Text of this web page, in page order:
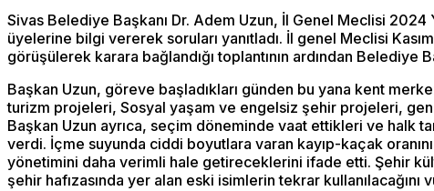
Sivas Belediye Başkanı Dr. Adem Uzun, İl Genel Meclisi 2024
üyelerine bilgi vererek soruları yanıtladı. İl genel Meclisi
görüşülerek karara bağlandığı toplantının ardından Belediye
Başkan Uzun, göreve başladıkları günden bu yana kent
turizm projeleri, Sosyal yaşam ve engelsiz şehir projeleri,
Başkan Uzun ayrıca, seçim döneminde vaat ettikleri ve halk
verdi. İçme suyunda ciddi boyutlara varan kayıp-kaçak
yönetimini daha verimli hale getireceklerini ifade etti. Şehir
şehir hafızasında yer alan eski isimlerin tekrar kullanılacağını